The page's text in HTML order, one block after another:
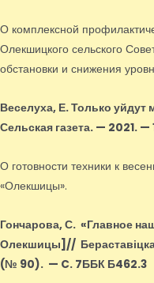
О комплексной
Олекшицкого сельского
обстановки и снижения
Веселуха, Е.Только уйдут
Сельская газета. — 2021.
О готовности техники к
«Олекшицы».
Гончарова, С. «Главное
Олекшицы] //
(№ 90). — C. 7ББК Б462.3